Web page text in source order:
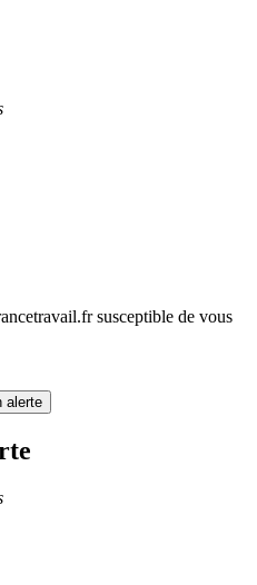
susceptible de vous
alerte